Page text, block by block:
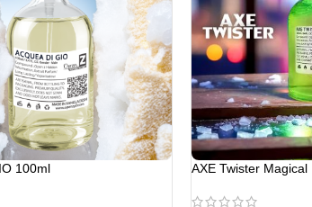
100ml AXE Twister